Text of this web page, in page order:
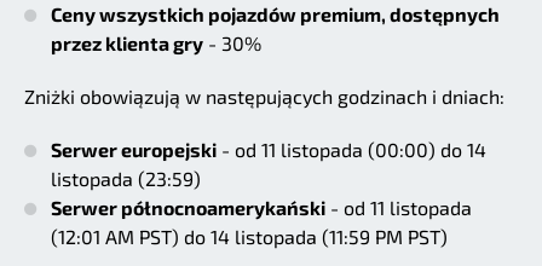
Ceny wszystkich pojazdów premium, dostępnych
przez klienta gry - 30%
Zniżki obowiązują w następujących godzinach i dniach:
Serwer europejski - od 11 listopada (00:00) do 14
listopada (23:59)
Serwer północnoamerykański - od 11 listopada
(12:01 AM PST) do 14 listopada (11:59 PM PST)